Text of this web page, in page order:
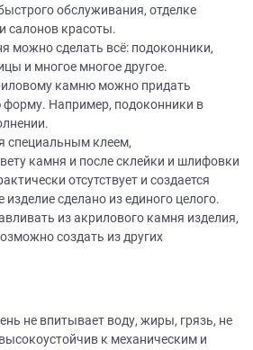
обслуживания, отделке
салонов красоты.
можно сделать всё: подоконники,
и многое многое другое.
камню можно придать
Например, подоконники в
специальным клеем,
камня и после склейки и шлифовки
отсутствует и создается
изделие сделано из единого целого.
из акрилового камня изделия,
создать из других
не впитывает воду, жиры, грязь, не
к механическим и